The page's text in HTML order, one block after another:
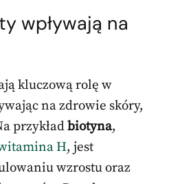
wpływają na
kluczową rolę w
na zdrowie skóry,
przykładbiotyna,
H, jest
wzrostu oraz